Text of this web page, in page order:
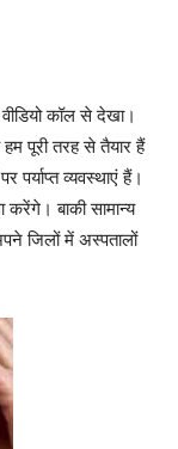
कॉल से देखा।
पूरी तरह से तैयार हैं
व्यवस्थाएं हैं।
बाकी सामान्य
जिलों में अस्पतालों